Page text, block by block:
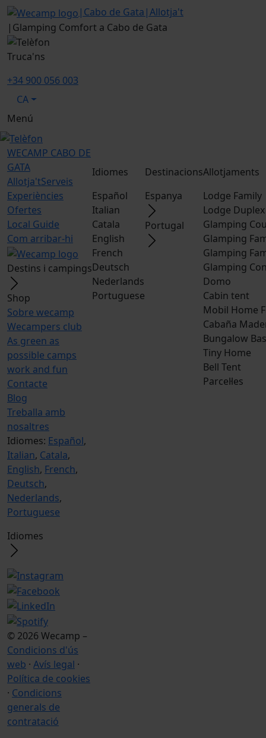
| Cabo de Gata |Allotja't
| Glamping Comfort a Cabo de Gata
Truca'ns
+34 900 056 003
CA
Menú
WECAMP CABO DE
GATA
Allotja'tServeis
Experiències
Ofertes
Local Guide
Com arribar-hi
Destins i campings
Shop
Sobre wecamp
Wecampers club
As green as
possible camps
work and fun
Contacte
Blog
Treballa amb
nosaltres
Idiomes: Español,
Italian, Catala,
English, French,
Deutsch,
Nederlands,
Portuguese
Idiomes
© 2026 Wecamp –
Condicions d'ús
web · Avís legal ·
Política de cookies
· Condicions
generals de
contratació
Idiomes
Español
Italian
Catala
English
French
Deutsch
Nederlands
Portuguese
Destinacions
Espanya
Portugal
Allotjaments
Lodge Family
Lodge Duplex
Glamping
Glamping
Glamping
Glamping
Domo
Cabin tent
Mobil Home
Cabaña
Bungalow
Tiny Home
Bell Tent
Parcel·les